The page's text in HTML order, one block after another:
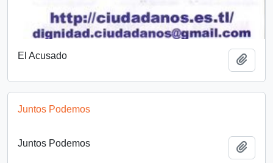
El Acusado
Juntos Podemos
Juntos Podemos